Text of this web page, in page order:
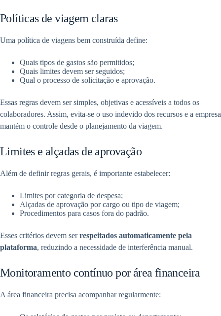
Políticas de viagem claras
Uma política de viagens bem construída define:
Quais tipos de gastos são permitidos;
Quais limites devem ser seguidos;
Qual o processo de solicitação e aprovação.
Essas regras devem ser simples, objetivas e acessíveis a todos os
colaboradores. Assim, evita-se o uso indevido dos recursos e a empresa
mantém o controle desde o planejamento da viagem.
Limites e alçadas de aprovação
Além de definir regras gerais, é importante estabelecer:
Limites por categoria de despesa;
Alçadas de aprovação por cargo ou tipo de viagem;
Procedimentos para casos fora do padrão.
Esses critérios devem serrespeitados automaticamente pela
plataforma, reduzindo a necessidade de interferência manual.
Monitoramento contínuo por área financeira
A área financeira precisa acompanhar regularmente: